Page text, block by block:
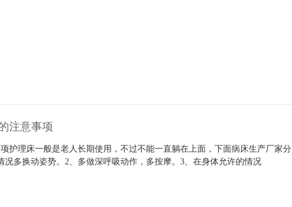
注意事项
护理床一般是老人长期使用，不过不能一直躺在上面，下面病床生产厂家分
况多换动姿势。2、多做深呼吸动作，多按摩。3、在身体允许的情况